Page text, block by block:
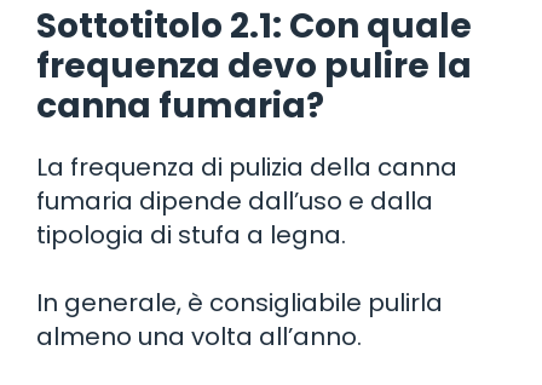
Sottotitolo 2.1: Con quale
frequenza devo pulire la
canna fumaria?
La frequenza di pulizia della canna
fumaria dipende dall’uso e dalla
tipologia di stufa a legna.
In generale, è consigliabile pulirla
almeno una volta all’anno.